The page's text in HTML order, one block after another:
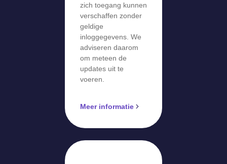
zich toegang kunnen
verschaffen zonder
geldige
inloggegevens. We
adviseren daarom
om meteen de
updates uit te
voeren.
Meer informatie